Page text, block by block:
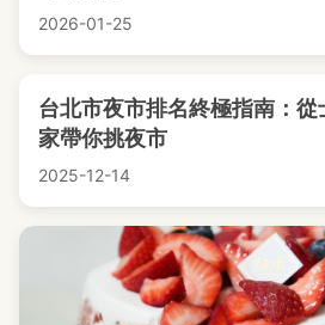
2026-01-25
台北市夜市排名終極指南：
家帶你挑夜市
2025-12-14